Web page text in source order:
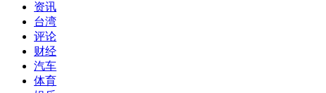
资讯
台湾
评论
财经
汽车
体育